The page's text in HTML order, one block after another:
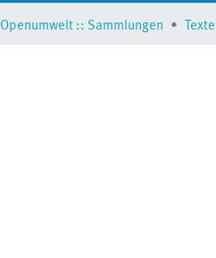
Openumwelt :: Sammlungen Texte